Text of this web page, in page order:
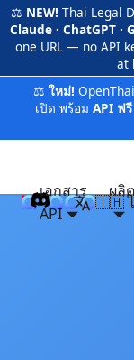
⚖️ NEW! Thai Legal
Claude · ChatGPT
one URL — no API
at
⚖️ ใหม่!
เปิด พร้อม API ฟ
เอกสาร
API
ผลิ
🇹🇭